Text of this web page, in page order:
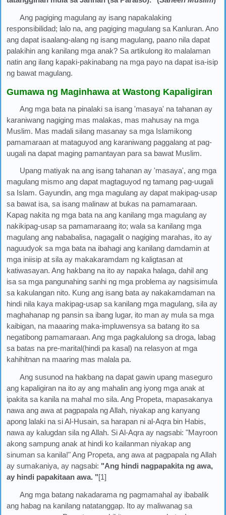
Ang pagiging magulang ay isang napakalaking
responsibilidad; lalo na, ang pagiging magulang sa Kanluran. Ano
ang dapat isaalang-alang ng isang magulang, paano nila dapat
palakihin ang kanilang mga anak? Sa artikulong ito malalaman
natin ang ilang kapaki-pakinabang na mga payo na dapat isa-isip
ng bawat magulang.
Gumawa ng Maginhawa at Wastong Kapaligiran
Ang mga bata na pinalaki sa isang 'masaya' na tahanan ay
karaniwang nagiging mas malakas, mas mahusay na mga
Muslim. Mas madali silang masanay sa mga Islamikong
pamamaraan at mataguyod ang karaniwang paggalang at pag-
uugali na dapat maging pamantayan para sa bawat Muslim.
Upang matiyak na ang isang tahanan ay 'masaya', ang mga
magulang mismo ang dapat magtaguyod ng tamang pag-uugali
sa Islam. Gayundin, ang mga magulang ay dapat makipag-usap
sa bawat isa, sa isang malinaw at bukas na pamamaraan.
Kapag nakita ng mga bata na ang kanilang mga magulang ay
nakikipag-usap sa pamamaraang ito; wala sa kanilang mga
magulang ang nababalisa, nagagalit o nagiging marahas, ito ay
naguudyok sa mga bata na ibahagi ang kanilang damdamin at
mga iniisip at sila ay makakaramdam ng kaligtasan at
katiwasayan. Ang hakbang na ito ay napaka halaga, dahil ang
isa sa mga pangunahing sanhi ng mga problema ay nagsisimula
sa kakulangan nito. Kung ang isang bata ay nakakamdaman na
hindi nila kaya makipag-usap sa kanilang mga magulang, sila ay
maghahanap ng pansin sa ibang lugar, ito man ay mula sa mga
kaibigan, na maaaring maka-impluwensya sa batang ito sa
negatibong pamamaraan. Ang mga pagkalulong sa droga, labag
sa batas na pre-marital(hindi pa kasal) na relasyon at mga
kahihitnan na maaring mas malala pa.
Ang susunod na hakbang na dapat gawin upang maseguro
ang kapaligiran na ito ay ang mahalin ang iyong mga anak at
ipakita sa kanila na mahal mo sila. Ang Propeta, mapasakanya
nawa ang awa at pagpapala ng Allah, niyakap ang kanyang
apong lalaki na si Al-Husain, sa harapan ni al-Aqra bin Habis,
nawa ay kalugdan sila ng Allah. Si Al-Aqra ay nagsabi: "Mayroon
akong sampung anak at hindi ko kailanman niyakap ang
sinuman sa kanila!" Ang Propeta, ang awa at pagpapala ng Allah
ay sumakaniya, ay nagsabi: "Ang hindi nagpapakita ng awa,
ay hindi papakitaan awa. "[1]
Ang mga batang nakadarama ng pagmamahal ay ibabalik
ang habag na kanilang natatanggap. Ito ay maliwanag sa